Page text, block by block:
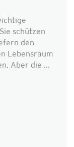
schützen
den
Lebensraum
Aber die ...